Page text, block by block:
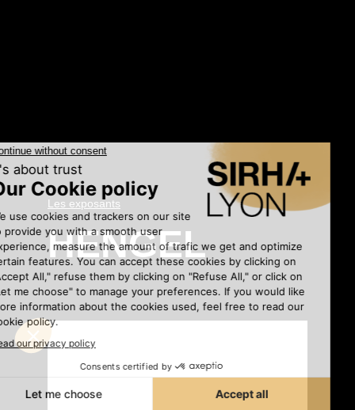
Les exposants
•
HENGEL